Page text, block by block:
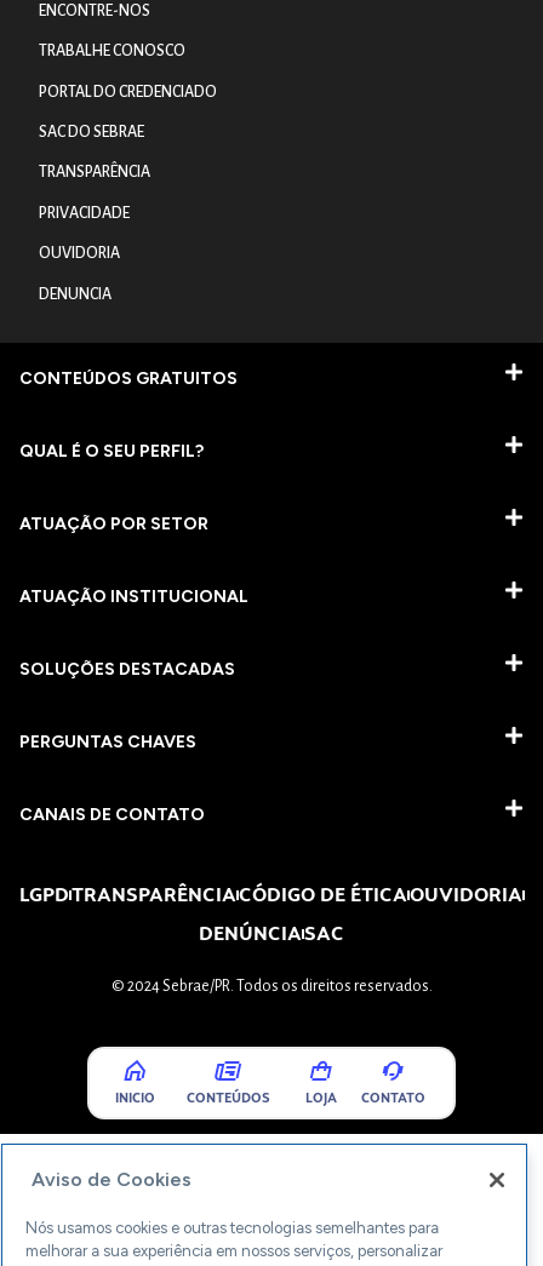
ENCONTRE-NOS
TRABALHE CONOSCO
PORTAL DO CREDENCIADO
SAC DO SEBRAE
TRANSPARÊNCIA
PRIVACIDADE
OUVIDORIA
DENUNCIA
CONTEÚDOS GRATUITOS
QUAL É O SEU PERFIL?
ATUAÇÃO POR SETOR
ATUAÇÃO INSTITUCIONAL
SOLUÇÕES DESTACADAS
PERGUNTAS CHAVES​
CANAIS DE CONTATO
LGPDTRANSPARÊNCIACÓDIGO DE ÉTICAOUVIDORIA
DENÚNCIASAC
© 2024 Sebrae/PR. Todos os direitos reservados.
INICIO CONTEÚDOS LOJA CONTATO
Aviso de Cookies
Nós usamos cookies e outras tecnologias semelhantes para
melhorar a sua experiência em nossos serviços, personalizar